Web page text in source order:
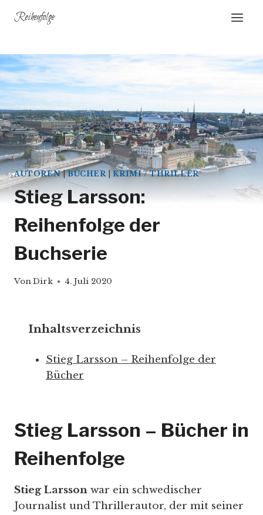
Inhalt
Reihenfolge
AUTOREN|BÜCHER |KRIMI / THRILLER
Stieg Larsson:
Reihenfolge der
Buchserie
VonDirk 4. Juli 2020
Inhaltsverzeichnis
Stieg Larsson – Reihenfolge der
Bücher
Stieg Larsson – Bücher in
Reihenfolge
Stieg Larsson war ein schwedischer
Journalist und Thrillerautor, der mit seiner